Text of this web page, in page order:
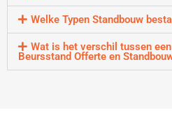
Welke Typen Standbouw
Wat is het verschil tussen
Beursstand Offerte en